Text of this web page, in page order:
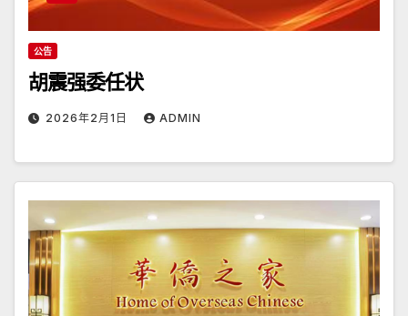
公告
胡震强委任状
2026年2月1日 ADMIN